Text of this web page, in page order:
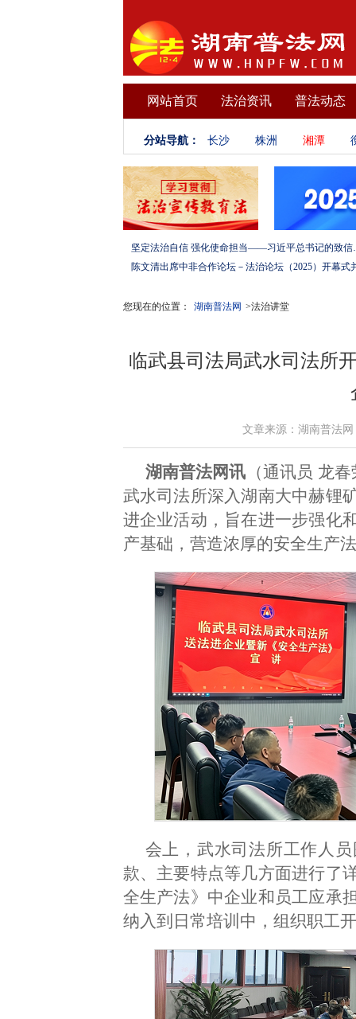
网站首页 法治资讯 普法动态
分站导航： 长沙 株洲 湘潭
坚定法治自信 强化使
您现在的位置： 湖南普法网 >法治讲堂
临武县司法局武水司法所
文章来源：湖南普法
湖南普法网讯 （通讯员 龙
武水司法所深入湖南大中赫锂
进企业活动，旨在进一步强化
产基础，营造浓厚的安全生产
会上，武水司法所工作人
款、主要特点等几方面进行了
全生产法》中企业和员工应承
纳入到日常培训中，组织职工